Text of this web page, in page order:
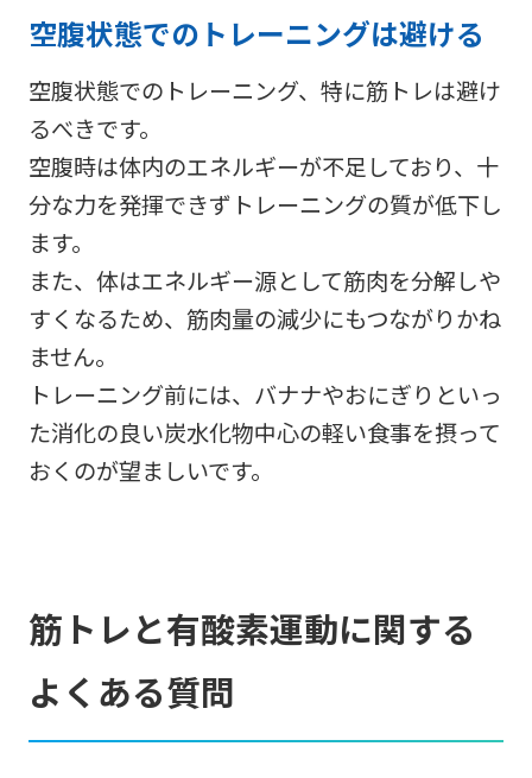
空腹状態でのトレーニングは避ける
空腹状態でのトレーニング、特に筋トレは避け
るべきです。
空腹時は体内のエネルギーが不足しており、十
分な力を発揮できずトレーニングの質が低下し
ます。
また、体はエネルギー源として筋肉を分解しや
すくなるため、筋肉量の減少にもつながりかね
ません。
トレーニング前には、バナナやおにぎりといっ
た消化の良い炭水化物中心の軽い食事を摂って
おくのが望ましいです。
筋トレと有酸素運動に関する
よくある質問